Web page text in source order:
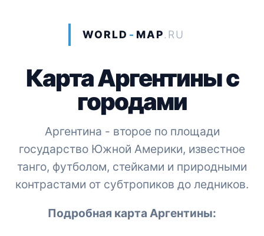
WORLD - MAP.RU
Карта Аргентины с
городами
Аргентина - второе по площади
государство Южной Америки, известное
танго, футболом, стейками и природными
контрастами от субтропиков до ледников.
Подробная карта Аргентины: